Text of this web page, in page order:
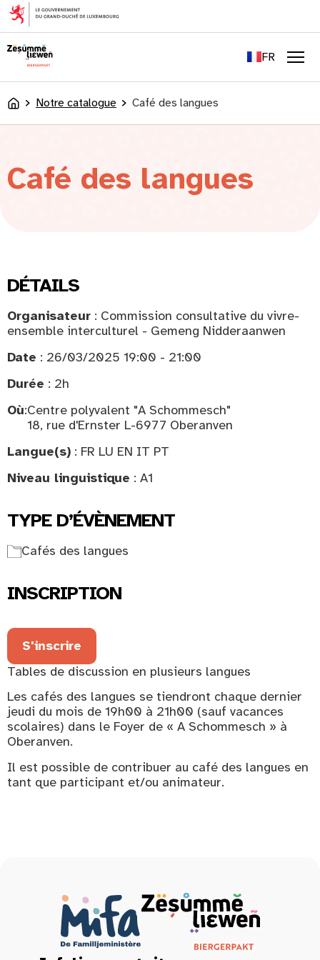
principal
FR
LU
AccueilNotre catalogue Café des langues
Café des langues
DÉTAILS
Organisateur : Commission consultative du vivre-
ensemble interculturel - Gemeng Nidderaanwen
Date : 26/03/2025 19:00 - 21:00
Durée : 2h
Où:Centre polyvalent "A Schommesch"
18, rue d'Ernster L-6977 Oberanven
Langue(s) : FR LU EN IT PT
Niveau linguistique : A1
TYPE D’ÉVÈNEMENT
Cafés des langues
INSCRIPTION
S'inscrire
Tables de discussion en plusieurs langues
Les cafés des langues se tiendront chaque dernier
jeudi du mois de 19h00 à 21h00 (sauf vacances
scolaires) dans le Foyer de « A Schommesch » à
Oberanven.
Il est possible de contribuer au café des langues en
tant que participant et/ou animateur.